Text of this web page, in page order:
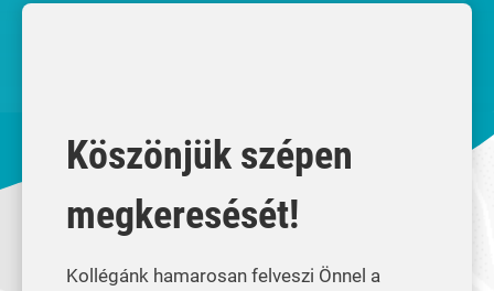
Köszönjük szépen
megkeresését!
Kollégánk hamarosan felveszi Önnel a